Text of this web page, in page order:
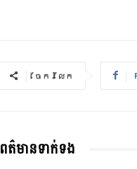
ចែករំលែក
ពត៌មានទាក់ទង